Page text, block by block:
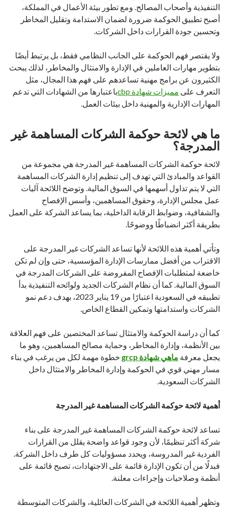
التنفيذية وأصحاب المصالح. ومع تطور بيئة الأعمال في المملكة،
أصبح تطبيق الحوكمة ضرورة لضمان الاستدامة وتقليل المخاطر
وتحسين جودة القرارات داخل الشركات.
ولا يقتصر فهم الحوكمة على الجانب النظامي فقط، بل يرتبط أيضًا
بتطوير مهارات العاملين في الإدارة والامتثال والمخاطر، لذلك يبحث
الكثيرون عن برامج مهنية تساعدهم على فهم هذا المجال، مثل
التعرف على مميزات شهادة cbp
باعتبارها من الشهادات التي تدعم
المهارات الإدارية والمهنية داخل بيئات العمل.
ما هي لائحة حوكمة الشركات المساهمة غير
المدرجة؟
لائحة حوكمة الشركات المساهمة غير المدرجة هي مجموعة من
القواعد والمبادئ التي تهدف إلى تنظيم إدارة الشركات المساهمة
التي لا يتم تداول أسهمها في السوق المالية. وتوضح اللائحة آليات
عمل مجلس الإدارة، وحقوق المساهمين، وأسس الإفصاح
والشفافية، وضوابط الرقابة الداخلية، بما يساعد الشركة على العمل
بطريقة أكثر انضباطًا ووضوحًا.
وتأتي أهمية هذه اللائحة لأنها تساعد الشركات غير المدرجة على
الاقتراب من أفضل ممارسات الإدارة المؤسسية، حتى وإن لم تكن
خاضعة لمتطلبات الإفصاح المفروضة على الشركات المدرجة في
السوق المالية. كما أن نظام الشركات الجديد ولوائحه التنفيذية بدأ
تطبيقه في السعودية اعتبارًا من 19 يناير 2023، بهدف دعم نمو
الشركات واستدامتها وتمكين القطاع الخاص.
كما أن دراسة الحوكمة والامتثال تساعد المختصين على فهم العلاقة
بين الأنظمة، وإدارة المخاطر، وحماية مصالح المساهمين، وهو ما
يجعل معرفة ماهي شهادة grcp
خطوة مهمة لكل من يرغب في بناء
مسار مهني قوي في الحوكمة وإدارة المخاطر والامتثال داخل
الشركات السعودية.
أهمية لائحة حوكمة الشركات المساهمة غير المدرجة
تساعد لائحة حوكمة الشركات المساهمة غير المدرجة على بناء
شركة أكثر تنظيمًا، لأن وجود قواعد واضحة يقلل من القرارات
الفردية غير المدروسة، ويحدد مسؤوليات كل طرف داخل الشركة.
فبدلًا من أن تكون الإدارة قائمة على الاجتهادات، تصبح قائمة على
أنظمة وصلاحيات وإجراءات معلنة.
وتظهر أهمية اللائحة في الشركات العائلية، والشركات المتوسطة